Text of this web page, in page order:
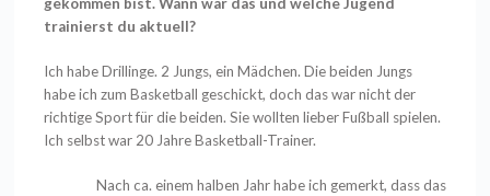
trainierst du aktuell?
Ich habe Drillinge. 2 Jungs, ein Mädchen. Die beiden Jungs
habe ich zum Basketball geschickt, doch das war nicht der
richtige Sport für die beiden. Sie wollten lieber Fußball spielen.
Ich selbst war 20 Jahre Basketball-Trainer.
Nach ca. einem halben Jahr habe ich gemerkt, dass das